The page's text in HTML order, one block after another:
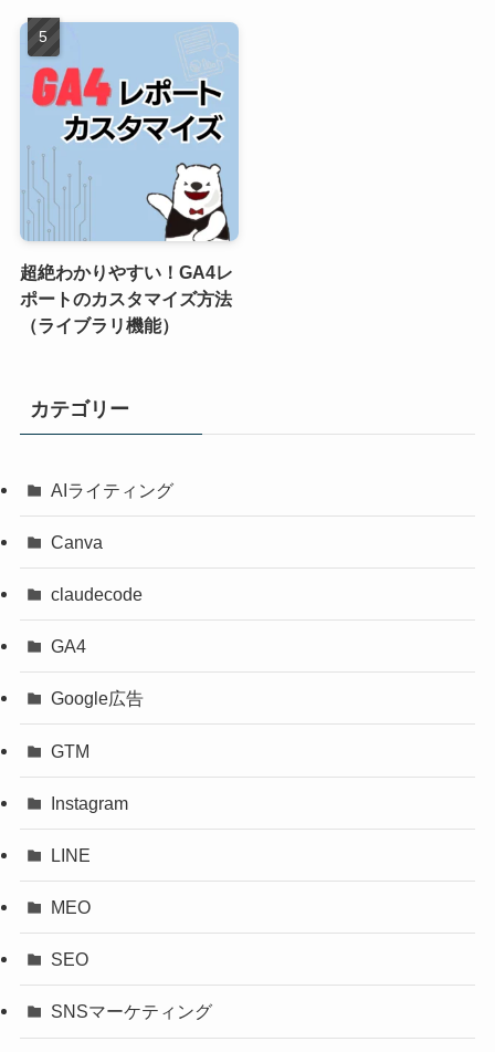
超絶わかりやすい！GA4レ
ポートのカスタマイズ方法
（ライブラリ機能）
カテゴリー
AIライティング
Canva
claudecode
GA4
Google広告
GTM
Instagram
LINE
MEO
SEO
SNSマーケティング